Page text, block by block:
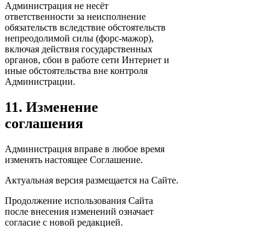
Администрация не несёт
ответственности за неисполнение
обязательств вследствие обстоятельств
непреодолимой силы (форс-мажор),
включая действия государственных
органов, сбои в работе сети Интернет и
иные обстоятельства вне контроля
Администрации.
11. Изменение
соглашения
Администрация вправе в любое время
изменять настоящее Соглашение.
Актуальная версия размещается на Сайте.
Продолжение использования Сайта
после внесения изменений означает
согласие с новой редакцией.